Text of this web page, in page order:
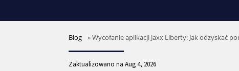
Blog »Wycofanie aplikacji Jaxx Liberty: Jak odzyskać
Zaktualizowano na Aug 4, 2026